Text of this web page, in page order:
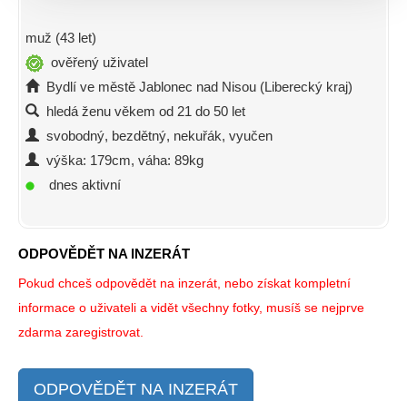
muž (43 let)
ověřený uživatel
Bydlí ve městě Jablonec nad Nisou (Liberecký kraj)
hledá ženu věkem od 21 do 50 let
svobodný, bezdětný, nekuřák, vyučen
výška: 179cm, váha: 89kg
dnes aktivní
ODPOVĚDĚT NA INZERÁT
Pokud chceš odpovědět na inzerát, nebo získat kompletní
informace o uživateli a vidět všechny fotky, musíš se nejprve
zdarma zaregistrovat.
ODPOVĚDĚT NA INZERÁT